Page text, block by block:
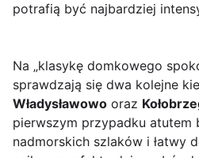
potrafią być najbardziej
Na „klasykę domkowego
sprawdzają się dwa kolejne
Władysławowo oraz
pierwszym przypadku atutem
nadmorskich szlaków i łatwy